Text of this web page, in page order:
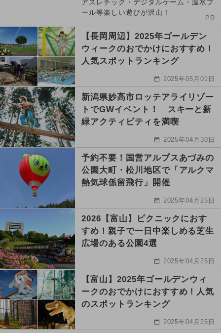
アスレチック・デジタルゲーム・温水プ
ール等楽しい遊びが沢山！
PR
【長岡周辺】2025年ゴールデン
ウィークのおでかけにおすすめ！
人気スポットランキング
2025年05月01日
新潟県妙高市ロッテアライリゾー
トでGWイベント！ スキーと新
緑アクティビティを満喫
2025年04月30日
予約不要！国営アルプスあづみの
公園大町・松川地区で「アルクマ
熱気球係留飛行」開催
2025年04月25日
2026【富山】ピクニックにおす
すめ！親子で一日中楽しめる芝生
広場のある公園4選
2025年04月25日
【富山】2025年ゴールデンウィ
ークのおでかけにおすすめ！人気
のスポットランキング
2025年04月25日